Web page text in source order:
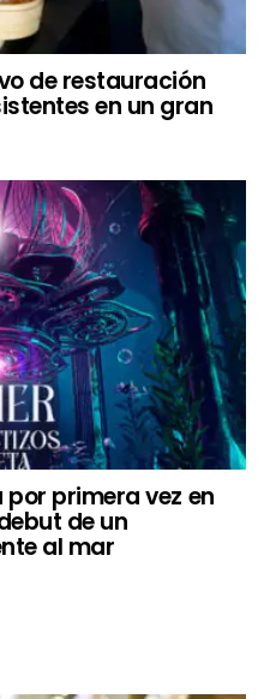
de restauración
en un gran
primera vez en
de un
al mar